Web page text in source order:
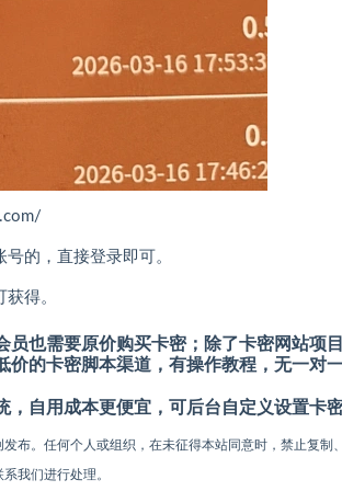
的，直接登录即可。
得。
员也需要原价购买卡密；除了卡密网站项
的卡密脚本渠道，有操作教程，无一对一
，自用成本更便宜，可后台自定义设置卡
布。任何个人或组织，在未征得本站同意时，禁止复制
我们进行处理。